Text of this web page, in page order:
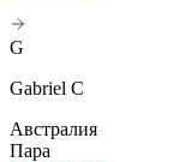
G
Gabriel C
Австралия
Пара